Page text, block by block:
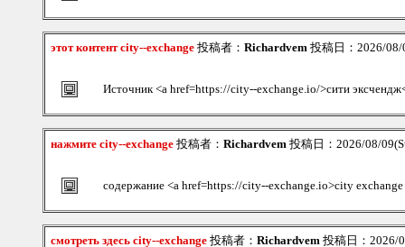
этот контент city--exchange 投稿者： Richardvem 投稿日：2026/
Источник <a href=https://city--exchange.io/>сити
нажмите city--exchange 投稿者： Richardvem 投稿日：2026/08/
содержание <a href=https://city--exchange.io>city
смотреть здесь city--exchange 投稿者： Richardvem 投稿日：2026/